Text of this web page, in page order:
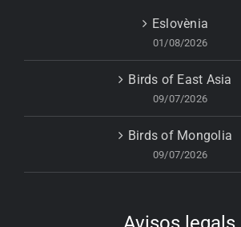
Eslovènia
01/08/2026
Birds of East Asia
09/07/2026
Birds of Mongolia
09/07/2026